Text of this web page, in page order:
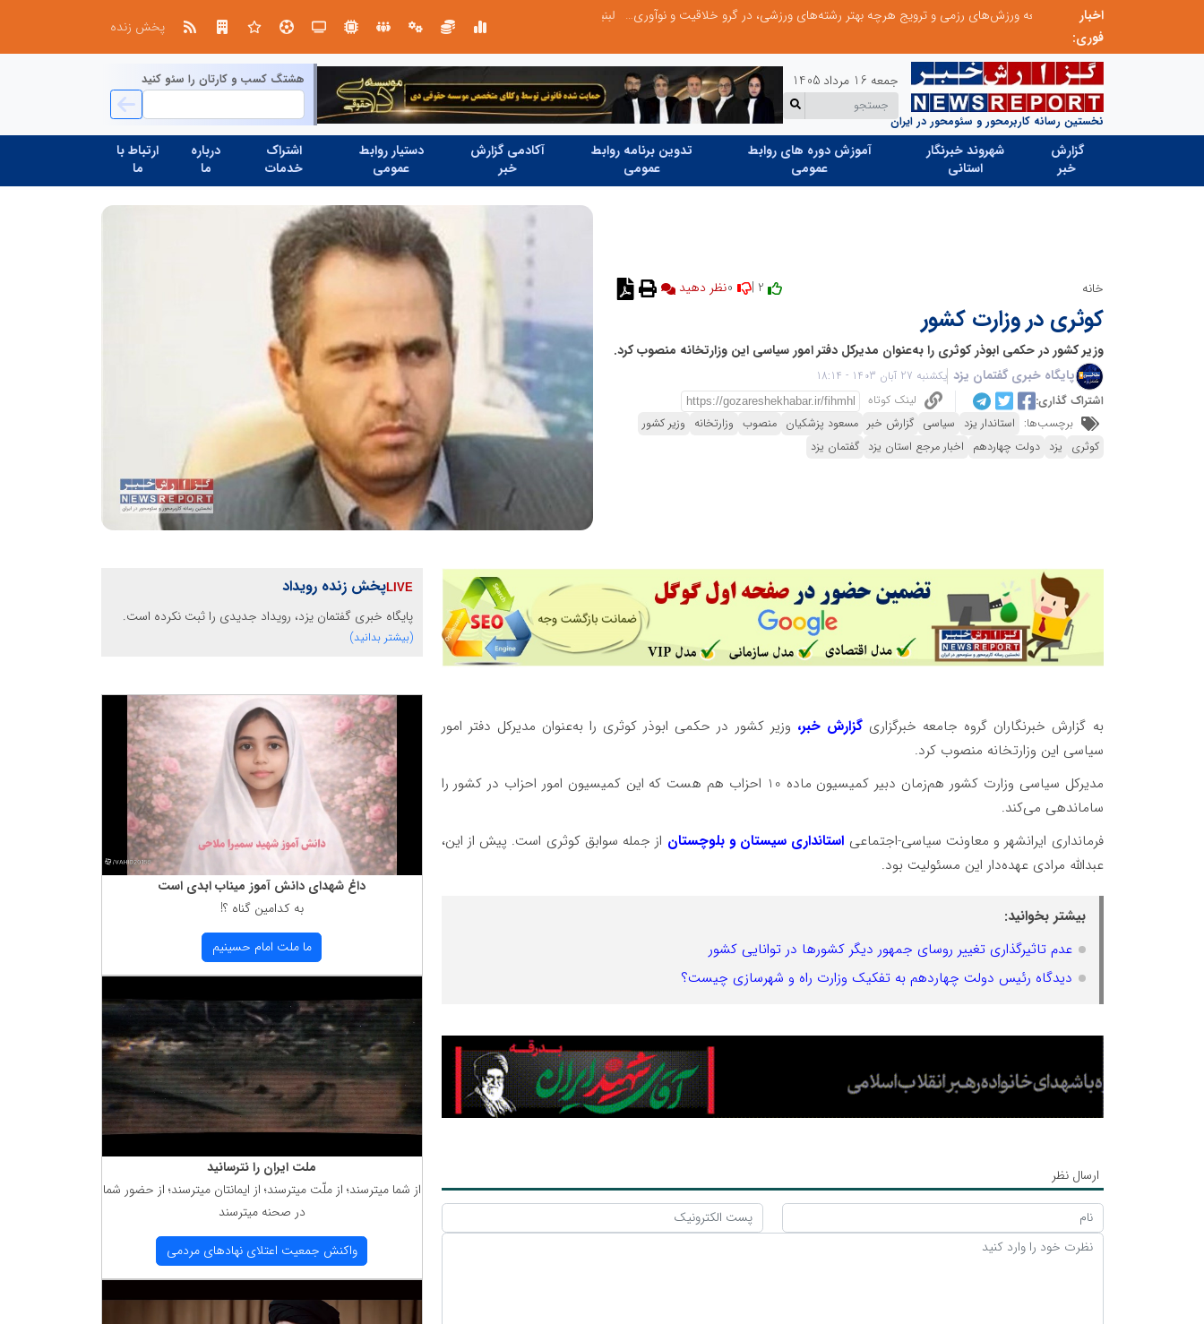
اخبار
فوری:
لبنیات سنتی؛ میراثی که برای بقا به حمایت و نوآوری نیاز دارد
پخش زنده
نخستین رسانه کاربرمحور و سئومحور در ایران
جمعه 16 مرداد 1405 هشتگ کسب و کارتان را سئو کنید
گزارش
خبر
شهروند خبرنگار
استانی
آموزش دوره های روابط
عمومی
تدوین برنامه روابط
عمومی
آکادمی گزارش
خبر
دستیار روابط
عمومی
اشتراک
خدمات
درباره
ما
ارتباط با
ما
خانه نظر دهید
کوثری در وزارت کشور
وزیر کشور در حکمی ابوذر کوثری را به‌عنوان مدیرکل دفتر امور سیاسی این وزارتخانه منصوب کرد.
پایگاه خبری گفتمان یزد یکشنبه 27 آبان 1403 - 18:14
اشتراک گذاری:
لینک کوتاه
برچسب‌ها: استاندار یزد سیاسی گزارش خبر مسعود پزشکیان منصوب وزارتخانه وزیر کشور
کوثری یزد دولت چهاردهم اخبار مرجع استان یزد گفتمان یزد
به گزارش خبرنگاران گروه جامعه خبرگزاریگزارش خبر، وزیر کشور در حکمی ابوذر کوثری را به‌عنوان مدیرکل دفتر امور
سیاسی این وزارتخانه منصوب کرد.
مدیرکل سیاسی وزارت کشور هم‌زمان دبیر کمیسیون ماده 10 احزاب هم هست که این کمیسیون امور احزاب در کشور را
ساماندهی می‌کند.
فرمانداری ایرانشهر و معاونت سیاسی-اجتماعی استانداری سیستان و بلوچستان از جمله سوابق کوثری است. پیش از این،
عبدالله مرادی عهده‌دار این مسئولیت بود.
بیشتر بخوانید:
عدم تاثیرگذاری تغییر روسای جمهور دیگر کشورها در توانایی کشور
دیدگاه رئیس دولت چهاردهم به تفکیک وزارت راه و شهرسازی چیست؟
ارسال نظر
پخش زنده رویداد
پایگاه خبری گفتمان یزد، رویداد جدیدی را ثبت نکرده است.
(بیشتر بدانید)
داغ شهدای دانش آموز میناب ابدی است
به كدامین گناه ؟!
ما ملت امام حسینیم
ملت ایران را نترسانید
از شما میترسند؛ از ملّت میترسند؛ از ایمانتان میترسند؛ از حضور شما
در صحنه میترسند
واكنش جمعیت اعتلای نهادهای مردمی